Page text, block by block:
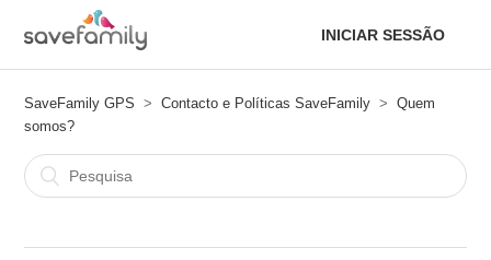
INICIAR SESSÃO
SaveFamily GPS Contacto e Políticas SaveFamily
Quem
somos?